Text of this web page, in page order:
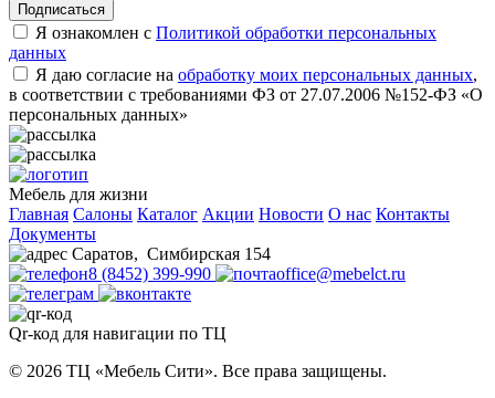
Подписаться
Я ознакомлен с Политикой обработки персональных
данных
Я даю согласие на обработку моих персональных данных,
в соответствии с требованиями ФЗ от 27.07.2006 №152-ФЗ «О
персональных данных»
Мебель для жизни
Главная Салоны Каталог Акции Новости О нас Контакты
Документы
Саратов, Симбирская 154
8 (8452) 399-990
office@mebelct.ru
Qr-код для навигации по ТЦ
© 2026 ТЦ «Мебель Сити». Все права защищены.